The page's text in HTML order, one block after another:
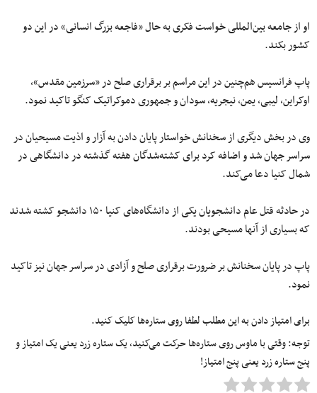
او از جامعه بین‌المللی خواست فکری به حال «فاجعه بزرگ انسانی» در این دو
کشور بکند.
پاپ فرانسیس هم‌چنین در این مراسم بر برقراری صلح در «سرزمین مقدس»،
اوکراین، لیبی، یمن، نیجریه، سودان و جمهوری دموکراتیک کنگو تاکید نمود.
وی در بخش دیگری از سخنانش خواستار پایان دادن به آزار و اذیت مسیحیان در
سراسر جهان شد و اضافه کرد برای کشته‌شدگان هفته گذشته در دانشگاهی در
شمال کنیا دعا می‌کند.
در حادثه قتل عام دانشجویان یکی از دانشگاه‌های کنیا ۱۵۰ دانشجو کشته شدند
که بسیاری از آنها مسیحی بودند.
پاپ در پایان سخنانش بر ضرورت برقراری صلح و آزادی در سراسر جهان نیز تاکید
نمود.
برای امتیاز دادن به این مطلب لطفا روی ستاره‌ها کلیک کنید.
توجه: وقتی با ماوس روی ستاره‌ها حرکت می‌کنید، یک ستاره زرد یعنی یک امتیاز و
پنج ستاره زرد یعنی پنج امتیاز!